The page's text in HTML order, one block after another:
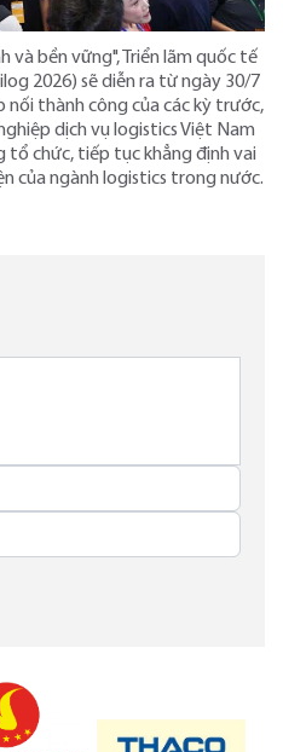
và bền vững", Triển lãm quốc tế
2026) sẽ diễn ra từ ngày 30/7
nối thành công của các kỳ trước,
dịch vụ logistics Việt Nam
tổ chức, tiếp tục khẳng định vai
của ngành logistics trong nước.